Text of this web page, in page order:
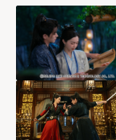
を呼んだ「与晋
長安」"
width="304"
height="203"
loading="lazy"
fetchpriority="h
igh">